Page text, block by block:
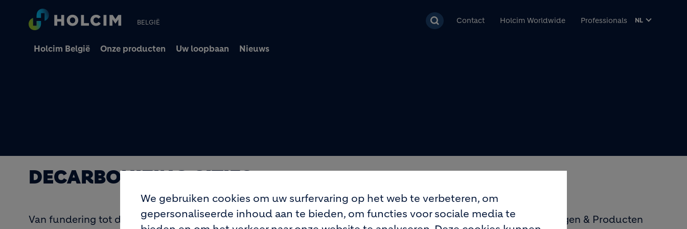
Overslaan en naar de inhoud gaan
BELGIË Contact Holcim Worldwide Professionals NL
Holcim België Onze producten Uw loopbaan Nieuws
DECARBONIZING CITIES
Van fundering tot dak, Holcim is een leider in innovatieve en duurzame bouwoplossingen. Ons segment Oplossingen & Producten
We gebruiken cookies om uw surfervaring op het web te verbeteren, om
gepersonaliseerde inhoud aan te bieden, om functies voor sociale media te